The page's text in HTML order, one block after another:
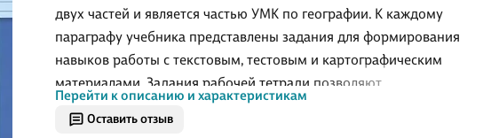
Оставить отзыв
двух частей и является частью УМК по географии. К каждому
параграфу учебника представлены задания для формирования
навыков работы с текстовым, тестовым и картографическим
материалами. Задания рабочей тетради позволяют
диагностировать формирование универсальных учебных
действий обучающихся при работе в классе и в ходе
Перейти к описанию и характеристикам